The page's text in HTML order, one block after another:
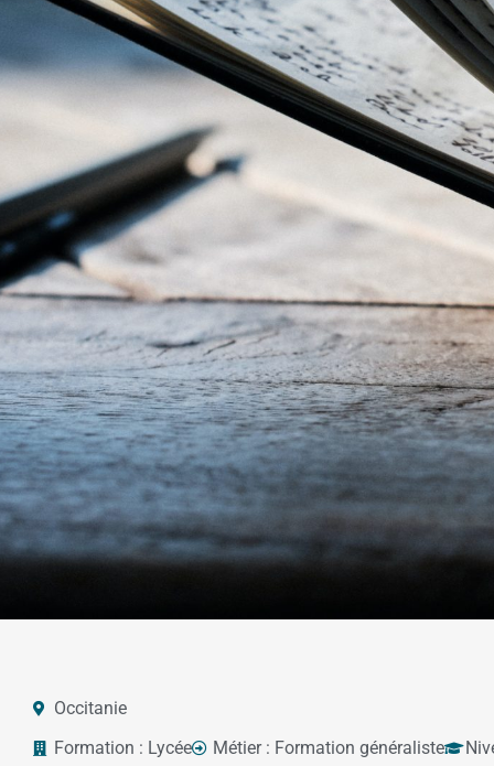
Occitanie
Formation : Lycée Métier : Formation généraliste